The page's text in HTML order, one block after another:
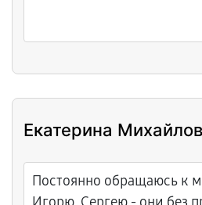
Екатерина
Постоянно обращаюсь к